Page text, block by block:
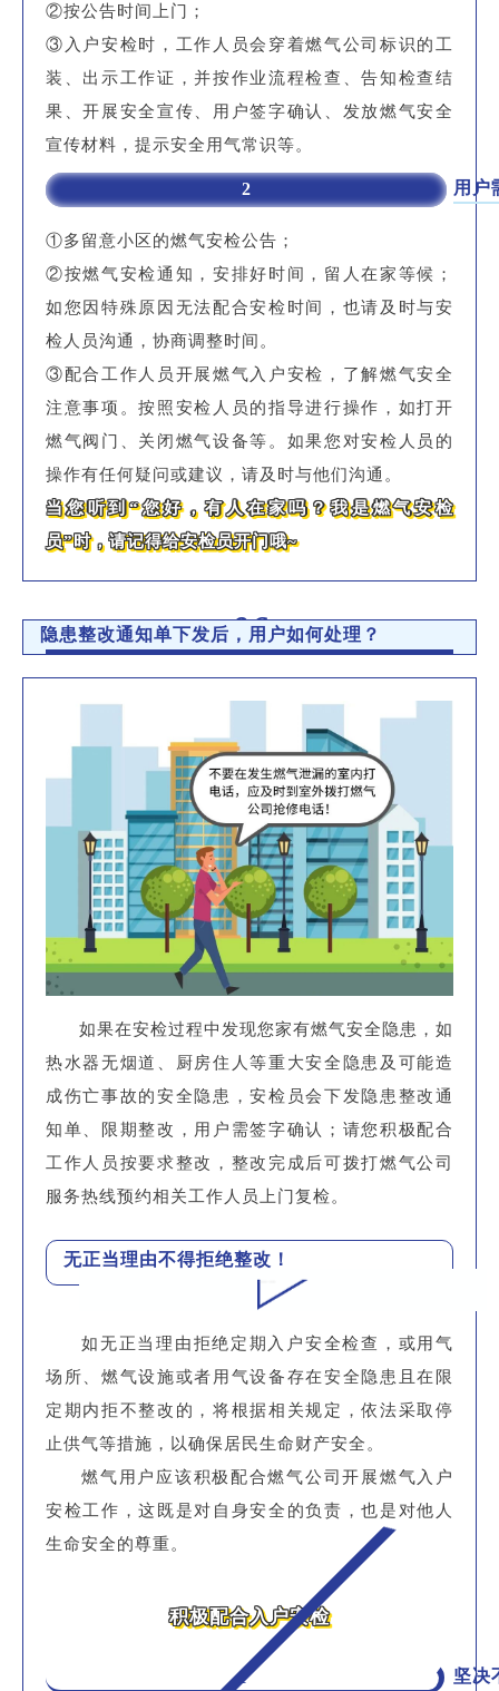
②按公告时间上门；
③入户安检时，工作人员会穿着燃气公司标识的工
装、出示工作证，并按作业流程检查、告知检查结
果、开展安全宣传、用户签字确认、发放燃气安全
宣传材料，提示安全用气常识等。
2 用户
①多留意小区的燃气安检公告；
②按燃气安检通知，安排好时间，留人在家等候；
如您因特殊原因无法配合安检时间，也请及时与安
检人员沟通，协商调整时间。
③配合工作人员开展燃气入户安检，了解燃气安全
注意事项。按照安检人员的指导进行操作，如打开
燃气阀门、关闭燃气设备等。如果您对安检人员的
操作有任何疑问或建议，请及时与他们沟通。
当您听到“您好，有人在家吗？我是燃气安检
员”时，请记得给安检员开门哦~
06
隐患整改通知单下发后，用户如何处理？
如果在安检过程中发现您家有燃气安全隐患，如
热水器无烟道、厨房住人等重大安全隐患及可能造
成伤亡事故的安全隐患，安检员会下发隐患整改通
知单、限期整改，用户需签字确认；请您积极配合
工作人员按要求整改，整改完成后可拨打燃气公司
服务热线预约相关工作人员上门复检。
无正当理由不得拒绝整改！
如无正当理由拒绝定期入户安全检查，或用气
场所、燃气设施或者用气设备存在安全隐患且在限
定期内拒不整改的，将根据相关规定，依法采取停
止供气等措施，以确保居民生命财产安全。
燃气用户应该积极配合燃气公司开展燃气入户
安检工作，这既是对自身安全的负责，也是对他人
生命安全的尊重。
积极配合入户安检
1 坚决